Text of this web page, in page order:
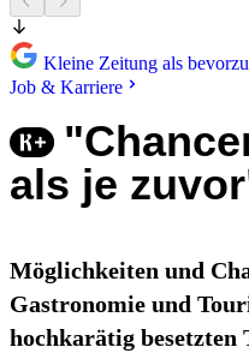
Kleine Zeitung als
Job & Karriere
als je
Möglichkeiten und
Gastronomie und
hochkarätig besetzten